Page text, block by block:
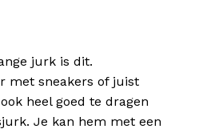
jurk is dit.
met sneakers of juist
heel goed te dragen
Je kan hem met een